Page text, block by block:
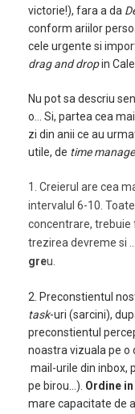
victorie!), fara a da
conform ariilor
cele urgente si
drag and dropin
Nu pot sa descriu
o… Si, partea cea
zi din anii ce au
utile, de time
1. Creierul are cea
intervalul 6-10.
concentrare, trebuie
trezirea devreme si
greu.
2. Preconstientul
task-uri (sarcini),
preconstientul
noastra vizuala pe o
mail-urile din inbox,
pe birou…). Ordine
mare capacitate de